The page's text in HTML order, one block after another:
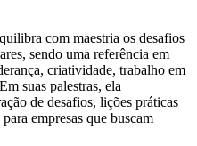
com maestria os desafios
sendo uma referência em
criatividade, trabalho em
suas palestras, ela
de desafios, lições práticas
empresas que buscam